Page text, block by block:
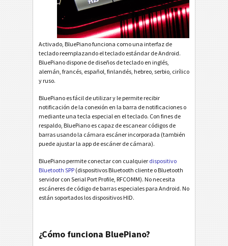
Activado, BluePiano funciona como una interfaz de
teclado reemplazando el teclado estándar de Android.
BluePiano dispone de diseños de teclado en inglés,
alemán, francés, español, finlandés, hebreo, serbio, cirílico
y ruso.
BluePiano es fácil de utilizar y le permite recibir
notificación de la conexión en la barra de notificaciones o
mediante una tecla especial en el teclado. Con fines de
respaldo, BluePiano es capaz de escanear códigos de
barras usando la cámara escáner incorporada (también
puede ajustar la app de escáner de cámara).
BluePiano permite conectar con cualquier dispositivo
Bluetooth SPP (dispositivos Bluetooth cliente o Bluetooth
servidor con Serial Port Profile, RFCOMM). No necesita
escáneres de código de barras especiales para Android. No
están soportados los dispositivos HID.
¿Cómo funciona BluePiano?